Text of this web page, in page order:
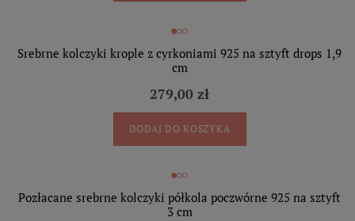
Srebrne kolczyki krople z cyrkoniami 925 na sztyft drops 1,9
cm
279,00 zł
DODAJ DO KOSZYKA
Pozłacane srebrne kolczyki półkola poczwórne 925 na sztyft
3 cm